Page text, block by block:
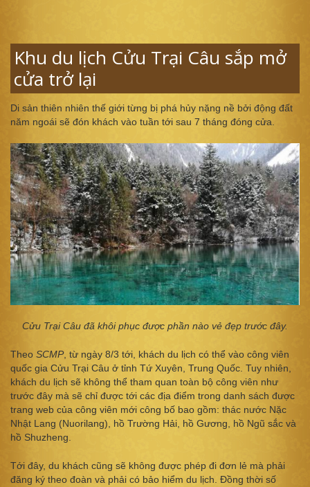
Khu du lịch Cửu Trại Câu sắp mở
cửa trở lại
Di sản thiên nhiên thế giới từng bị phá hủy nặng nề bởi động đất
năm ngoái sẽ đón khách vào tuần tới sau 7 tháng đóng cửa.
Cửu Trại Câu đã khôi phục được phần nào vẻ đẹp trước đây.
Theo SCMP, từ ngày 8/3 tới, khách du lịch có thể vào công viên
quốc gia Cửu Trại Câu ở tỉnh Tứ Xuyên, Trung Quốc. Tuy nhiên,
khách du lịch sẽ không thể tham quan toàn bộ công viên như
trước đây mà sẽ chỉ được tới các địa điểm trong danh sách được
trang web của công viên mới công bố bao gồm: thác nước Nặc
Nhật Lang (Nuorilang), hồ Trường Hải, hồ Gương, hồ Ngũ sắc và
hồ Shuzheng.
Tới đây, du khách cũng sẽ không được phép đi đơn lẻ mà phải
đăng ký theo đoàn và phải có bảo hiểm du lịch. Đồng thời số